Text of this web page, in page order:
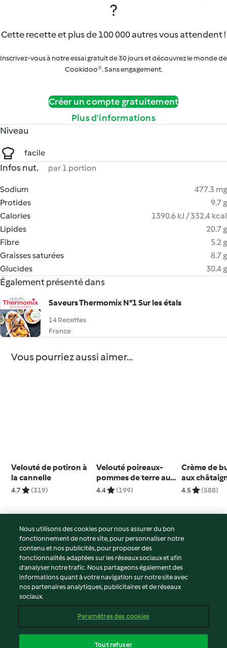
?
Cette recette et plus de 100 000 autres vous attendent !
Inscrivez-vous à notre essai gratuit de 30 jours et découvrez le monde de
Cookidoo®. Sans engagement.
Créer un compte gratuitement
Plus d’informations
Niveau
facile
Infos nut. par 1 portion
Sodium
477.3 mg
Protides
9.7 g
Calories
1390.6 kJ / 332.4 kcal
Lipides
20.7 g
Fibre
5.2 g
Graisses saturées
8.7 g
Glucides
30.4 g
Également présenté dans
Saveurs Thermomix N°1 Sur les étals
14 Recettes
France
Vous pourriez aussi aimer...
Velouté de potiron à
la cannelle
4.7 (319)
Velouté poireaux-
pommes de terre au
saumon fumé
4.4 (199)
Crème de
aux
4.5 (588)
© Copyright 2026
Conditions d'utilisation
Politique de confidentialité
Non-responsabilité
Mentions légales
Contenu du rapport
Nous utilisons des cookies pour nous assurer du bon
fonctionnement de notre site, pour personnaliser notre
contenu et nos publicités, pour proposer des
fonctionnalités adaptées sur les réseaux sociaux et afin
d’analyser notre trafic. Nous partageons également des
informations quant à votre navigation sur notre site avec
nos partenaires analytiques, publicitaires et de réseaux
sociaux.
Paramètres des cookies
Tout refuser